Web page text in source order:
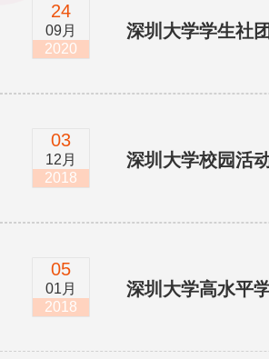
24
09月
2020
深圳大学学生社
03
12月
2018
深圳大学校园活
05
01月
2018
深圳大学高水平